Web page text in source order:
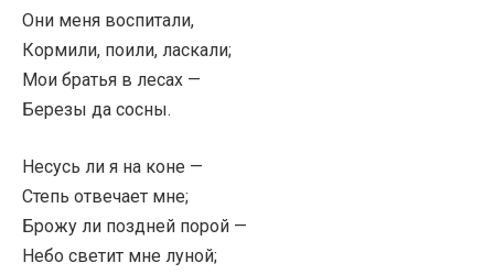
Они меня воспитали,
Кормили, поили, ласкали;
Мои братья в лесах —
Березы да сосны.
Несусь ли я на коне —
Степь отвечает мне;
Брожу ли поздней порой —
Небо светит мне луной;